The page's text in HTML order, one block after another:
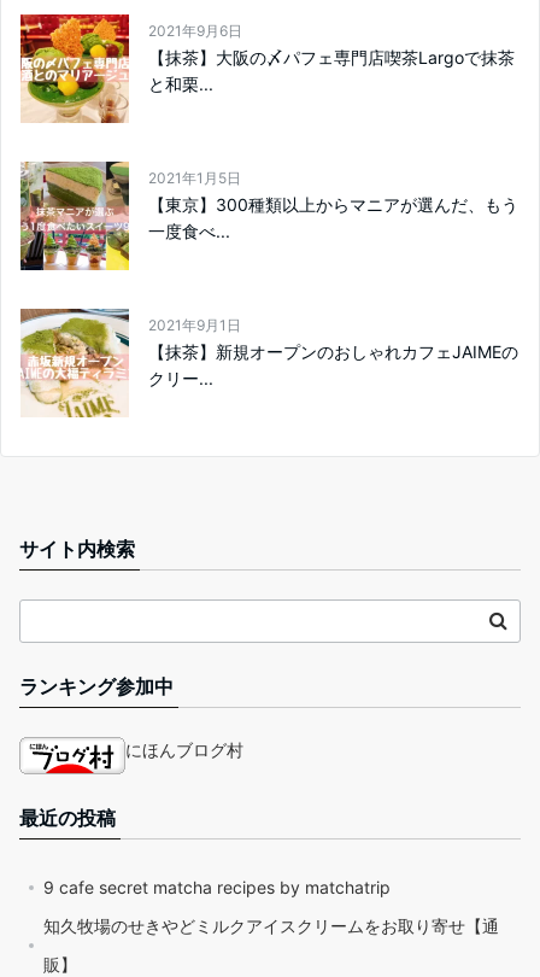
2021年9月6日
【抹茶】大阪の〆パフェ専門店喫茶Largoで抹茶
と和栗...
2021年1月5日
【東京】300種類以上からマニアが選んだ、もう
一度食べ...
2021年9月1日
【抹茶】新規オープンのおしゃれカフェJAIMEの
クリー...
サイト内検索
ランキング参加中
にほんブログ村
最近の投稿
9 cafe secret matcha recipes by matchatrip
知久牧場のせきやどミルクアイスクリームをお取り寄せ【通
販】